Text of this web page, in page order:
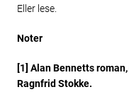
Eller lese.
Noter
[1] Alan Bennetts roman,
Ragnfrid Stokke.